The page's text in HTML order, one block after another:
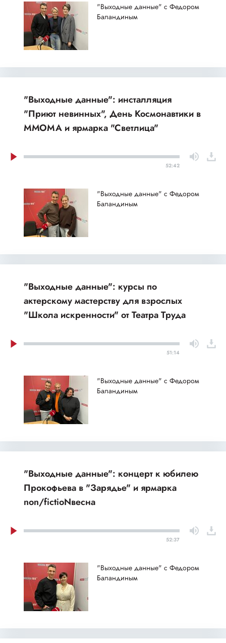
"Выходные данные" с Федором
Баландиным
"Выходные данные": инсталляция
"Приют невинных", День Космонавтики в
ММОМА и ярмарка "Светлица"
52:42
"Выходные данные" с Федором
Баландиным
"Выходные данные": курсы по
актерскому мастерству для взрослых
"Школа искренности" от Театра Труда
51:14
"Выходные данные" с Федором
Баландиным
"Выходные данные": концерт к юбилею
Прокофьева в "Зарядье" и ярмарка
non/fictioNвесна
52:37
"Выходные данные" с Федором
Баландиным